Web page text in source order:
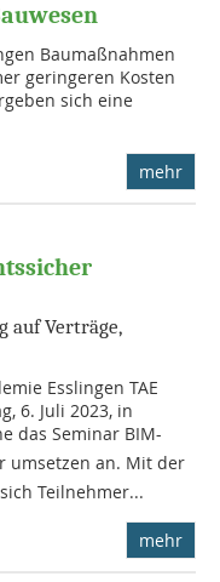
Baumaßnahmen
geringeren Kosten
sich eine
mehr
auf Verträge,
Esslingen TAE
6. Juli 2023, in
das Seminar BIM-
umsetzen an. Mit der
Teilnehmer...
mehr